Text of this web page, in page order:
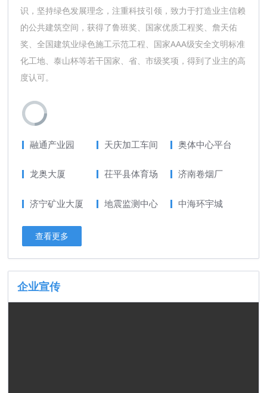
识，坚持绿色发展理念，注重科技引领，致力于打造业主信赖
的公共建筑空间，获得了鲁班奖、国家优质工程奖、詹天佑
奖、全国建筑业绿色施工示范工程、国家AAA级安全文明标准
化工地、泰山杯等若干国家、省、市级奖项，得到了业主的高
度认可。
融通产业园 天庆加工车间 奥体中心平台
龙奥大厦 茌平县体育场 济南卷烟厂
济宁矿业大厦 地震监测中心 中海环宇城
查看更多
企业宣传